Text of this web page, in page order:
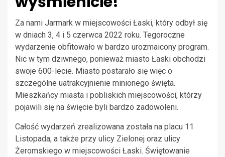
Za nami Jarmark w miejscowości Łaski, który odbył się
w dniach 3, 4 i 5 czerwca 2022 roku. Tegoroczne
wydarzenie obfitowało w bardzo urozmaicony program.
Nic w tym dziwnego, ponieważ miasto Łaski obchodzi
swoje 600-lecie. Miasto postarało się więc o
szczególne uatrakcyjnienie minionego święta.
Mieszkańcy miasta i pobliskich miejscowości, którzy
pojawili się na święcie byli bardzo zadowoleni.
Całość wydarzeń zrealizowana została na placu 11
Listopada, a także przy ulicy Zielonej oraz ulicy
Żeromskiego w miejscowości Łaski. Świętowanie